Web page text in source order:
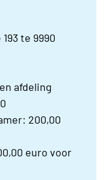
te 9990
afdeling
200,00
euro voor